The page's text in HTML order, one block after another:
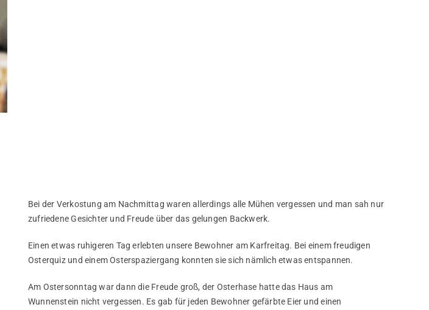
Bei der Verkostung am Nachmittag waren allerdings alle Mühen vergessen und man sah nur
zufriedene Gesichter und Freude über das gelungen Backwerk.
Einen etwas ruhigeren Tag erlebten unsere Bewohner am Karfreitag. Bei einem freudigen
Osterquiz und einem Osterspaziergang konnten sie sich nämlich etwas entspannen.
Am Ostersonntag war dann die Freude groß, der Osterhase hatte das Haus am
Wunnenstein nicht vergessen. Es gab für jeden Bewohner gefärbte Eier und einen